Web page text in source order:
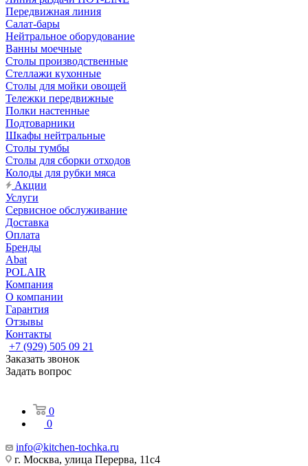
Передвижная линия
Салат-бары
Нейтральное оборудование
Ванны моечные
Столы производственные
Стеллажи кухонные
Столы для мойки овощей
Тележки передвижные
Полки настенные
Подтоварники
Шкафы нейтральные
Столы тумбы
Столы для сборки отходов
Колоды для рубки мяса
Акции
Услуги
Сервисное обслуживание
Доставка
Оплата
Бренды
Abat
POLAIR
Компания
О компании
Гарантия
Отзывы
Контакты
+7 (929) 505 09 21
Заказать звонок
Задать вопрос
0
0
info@kitchen-tochka.ru
г. Москва, улица Перерва, 11с4